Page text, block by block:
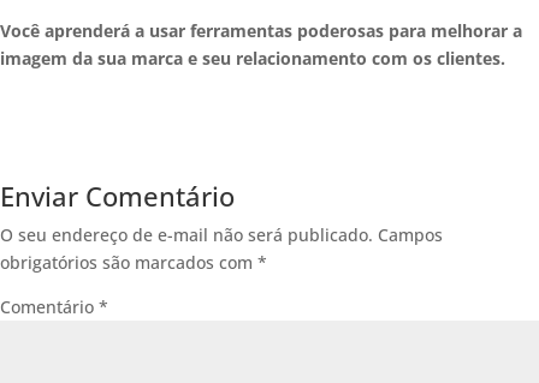
Você aprenderá a usar ferramentas poderosas para melhorar a
imagem da sua marca e seu relacionamento com os clientes.
Enviar Comentário
O seu endereço de e-mail não será publicado. Campos
obrigatórios são marcados com *
Comentário *